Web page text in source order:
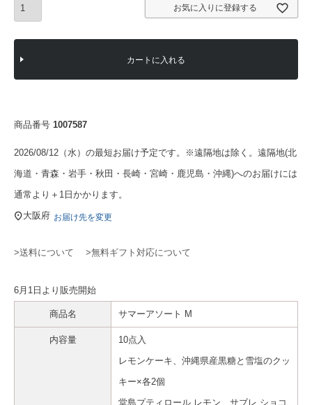
お気に入りに登録する
カートに入れる
商品番号 1007587
2026/08/12（水）の最短お届け予定です。※遠隔地は除く。遠隔地(北
海道・青森・岩手・秋田・長崎・宮崎・鹿児島・沖縄)へのお届けには
通常より＋1日かかります。
大阪府 お届け先を変更
>送料について >無料ギフト対応について
6月1日より販売開始
商品名 サマーアソート M
内容量
10点入
レモンケーキ、沖縄県産黒糖と雪塩のクッ
キー×各2個
堂島プティロール レモン、サブレ ショコ